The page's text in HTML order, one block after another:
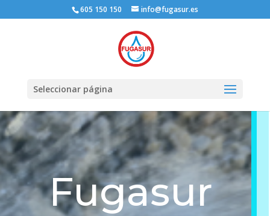
605 150 150 info@fugasur.es
Seleccionar página
Fugasur